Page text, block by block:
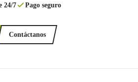
24/7 Pago seguro
Contáctanos